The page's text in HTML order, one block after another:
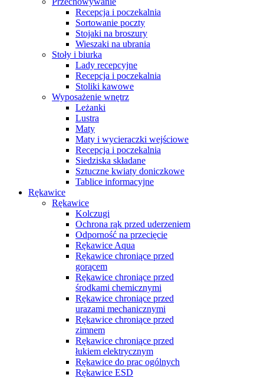
Recepcja i poczekalnia
Sortowanie poczty
Stojaki na broszury
Wieszaki na ubrania
Stoły i biurka
Lady recepcyjne
Recepcja i poczekalnia
Stoliki kawowe
Wyposażenie wnętrz
Leżanki
Lustra
Maty
Maty i wycieraczki wejściowe
Recepcja i poczekalnia
Siedziska składane
Sztuczne kwiaty doniczkowe
Tablice informacyjne
Rękawice
Rękawice
Kolczugi
Ochrona rąk przed uderzeniem
Odporność na przecięcie
Rękawice Aqua
Rękawice chroniące przed
gorącem
Rękawice chroniące przed
środkami chemicznymi
Rękawice chroniące przed
urazami mechanicznymi
Rękawice chroniące przed
zimnem
Rękawice chroniące przed
łukiem elektrycznym
Rękawice do prac ogólnych
Rękawice ESD